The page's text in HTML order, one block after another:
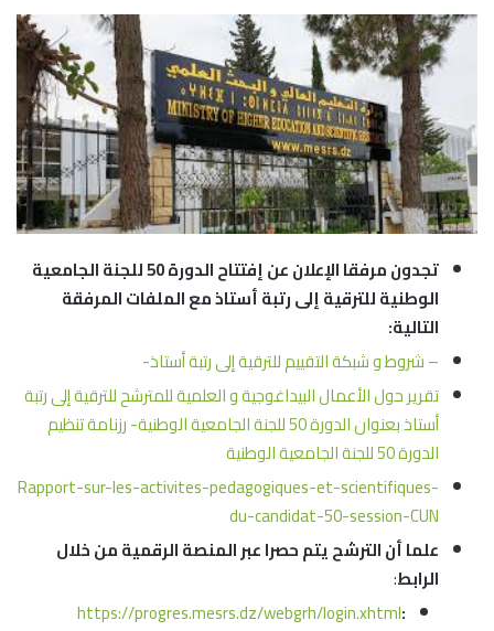
تجدون مرفقا الإعلان عن إفتتاح الدورة 50 للجنة الجامعية
الوطنية للترقية إلى رتبة أستاذ مع الملفات المرفقة
التالية:
– شروط و شبكة التقييم للترقية إلى رتبة أستاذ-
تقرير حول الأعمال البيداغوجية و العلمية للمترشح للترقية إلى رتبة
أستاذ بعنوان الدورة 50 للجنة الجامعية الوطنية- رزنامة تنظيم
الدورة 50 للجنة الجامعية الوطنية
Rapport-sur-les-activites-pedagogiques-et-scientifiques-
du-candidat-50-session-CUN
علما أن الترشح يتم حصرا عبر المنصة الرقميةمن خلال
الرابط:
:
https://progres.mesrs.dz/webgrh/login.xhtml